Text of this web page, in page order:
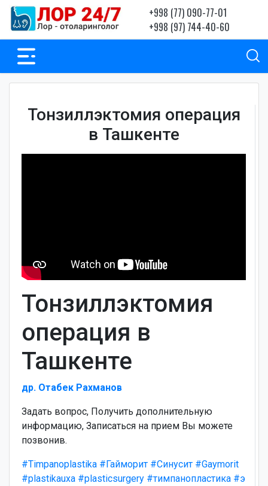
+998 (77) 090-77-01
+998 (97) 744-40-60
Тонзиллэктомия операция
в Ташкенте
Тонзиллэктомия
операция в
Ташкенте
др. Отабек Рахманов
Задать вопрос, Получить дополнительную
информацию, Записаться на прием Вы можете
позвонив.
#Timpanoplastika #Гайморит #Синусит #Gaymorit
#plastikauxa #plasticsurgery #тимпанопластика #э